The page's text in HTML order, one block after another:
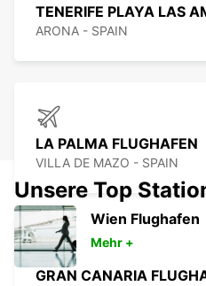
TENERIFE PLAYA LAS
ARONA - SPAIN
LA PALMA FLUGHAFEN
VILLA DE MAZO - SPAIN
GRAN CANARIA
Unsere Top
Wien Flughafen
Mehr +